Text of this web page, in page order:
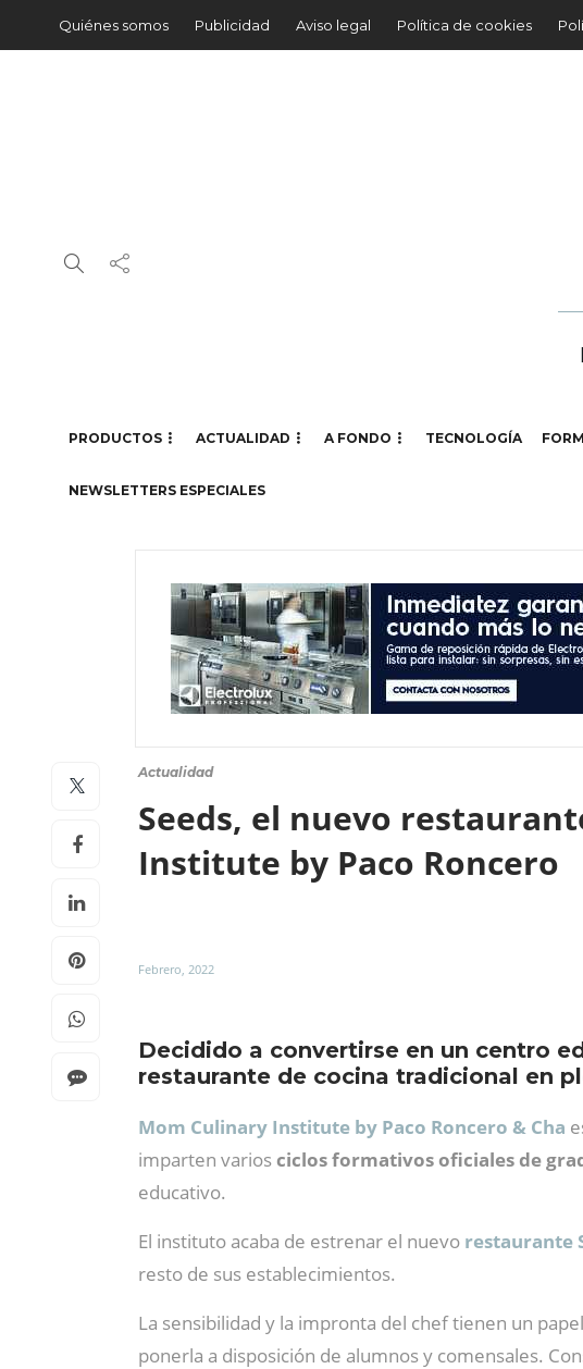
Quiénes somos Publicidad Aviso legal Política de cookies
PRODUCTOS ACTUALIDAD A FONDO TECNOLOGÍA
NEWSLETTERS ESPECIALES
Actualidad
Seeds, el nuevo
Institute by Paco Roncero
Febrero, 2022
Decidido a convertirse en un centro
restaurante de cocina tradicional en
Mom Culinary Institute by Paco Roncero & Cha
imparten variosciclos formativos oficiales de
educativo.
El instituto acaba de estrenar el nuevo restaurante
resto de sus establecimientos.
La sensibilidad y la impronta del chef tienen un
ponerla a disposición de alumnos y comensales.